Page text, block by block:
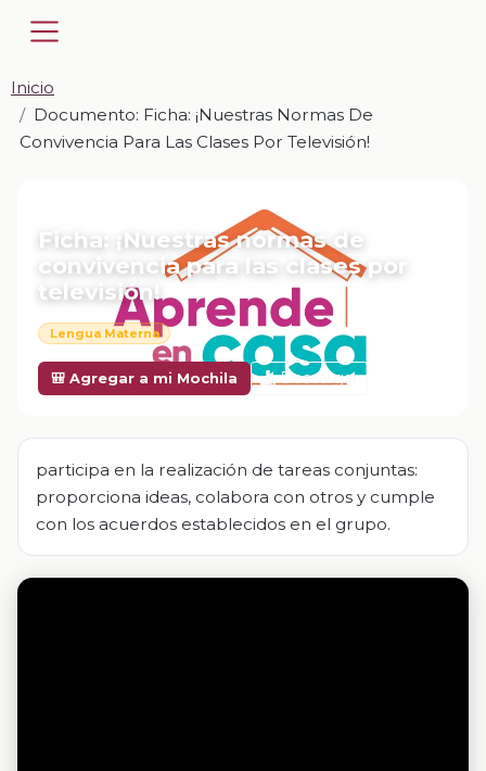
Inicio
Documento: Ficha: ¡Nuestras Normas De
Convivencia Para Las Clases Por Televisión!
Ficha: ¡Nuestras normas de
convivencia para las clases por
televisión!
Lengua Materna
🎒 Agregar a mi Mochila Descargar
participa en la realización de tareas conjuntas:
proporciona ideas, colabora con otros y cumple
con los acuerdos establecidos en el grupo.